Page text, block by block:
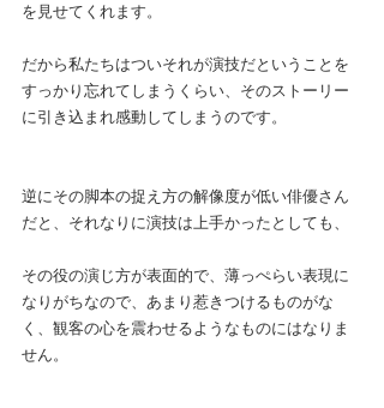
を見せてくれます。
だから私たちはついそれが演技だということを
すっかり忘れてしまうくらい、そのストーリー
に引き込まれ感動してしまうのです。
逆にその脚本の捉え方の解像度が低い俳優さん
だと、それなりに演技は上手かったとしても、
その役の演じ方が表面的で、薄っぺらい表現に
なりがちなので、あまり惹きつけるものがな
く、観客の心を震わせるようなものにはなりま
せん。